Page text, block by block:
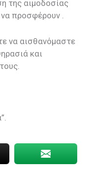
της αιμοδοσίας
προσφέρουν .
να αισθανόμαστε
και